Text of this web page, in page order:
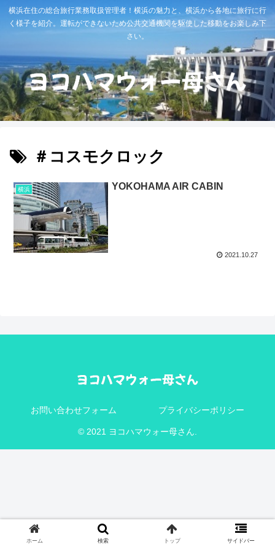
横浜在住の総合旅行業務取扱管理者！横浜の魅力と、横浜から各地に旅行に行
く様子を紹介。運転ができないため公共交通機関を駆使した移動をお楽しみ下
さい。
＃コスモクロック
横浜 YOKOHAMA AIR CABIN
2021.10.27
お問い合わせフォーム プライバシーポリシー
© 2021 ヨコハマウォー母さん.
ホーム 検索 トップ サイドバー